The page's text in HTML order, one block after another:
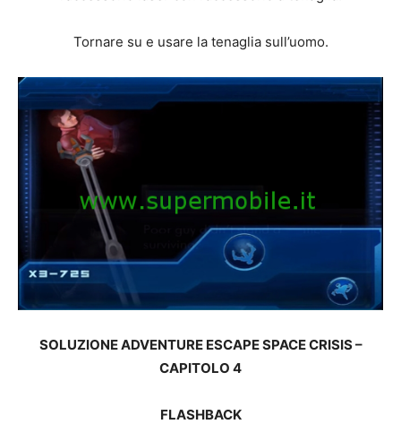
Tornare su e usare la tenaglia sull’uomo.
SOLUZIONE ADVENTURE ESCAPE SPACE CRISIS –
CAPITOLO 4
FLASHBACK